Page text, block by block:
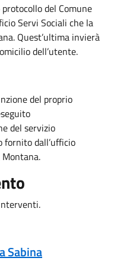
del Comune
Servi Sociali che la
Quest’ultima invierà
dell’utente.
del proprio
del servizio
fornito dall’ufficio
Sabina